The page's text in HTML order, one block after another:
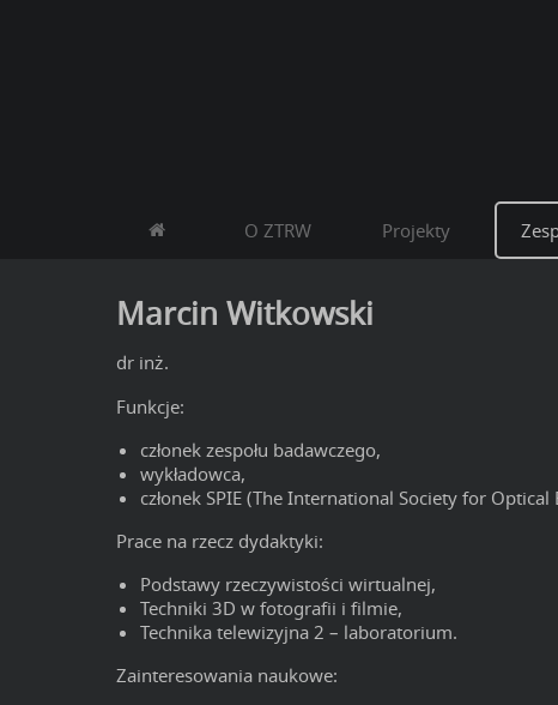
O ZTRW Projekty
Marcin Witkowski
dr inż.
Funkcje:
członek zespołu badawczego,
wykładowca,
członek SPIE (The International Society for Optical
Prace na rzecz dydaktyki:
Podstawy rzeczywistości wirtualnej,
Techniki 3D w fotografii i filmie,
Technika telewizyjna 2 – laboratorium.
Zainteresowania naukowe: